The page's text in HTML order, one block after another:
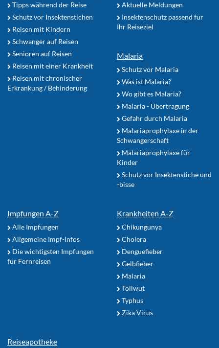
Tipps während der Reise
Schutz vor Insektenstichen
Reisen mit Kindern
Schwanger auf Reisen
Senioren auf Reisen
Reisen mit einer Krankheit
Reisen mit chronischer
Erkrankung / Behinderung
Aktuelle Meldungen
Insektenschutz passend für
Ihr Reiseziel
Malaria
Schutz vor Malaria
Was ist Malaria?
Wo gibt es Malaria?
Malaria - Übertragung
Gefahr durch Malaria
Malariaprophylaxe in der
Schwangerschaft
Malariaprophylaxe für
Kinder
Schutz vor Insektenstiche und
-bisse
Impfungen A-Z
Alle Impfungen
Allgemeine Impf-Infos
Die wichtigsten Impfungen
für Fernreisen
Krankheiten A-Z
Chikungunya
Cholera
Denguefieber
Gelbfieber
Malaria
Tollwut
Typhus
Zika Virus
Reiseapotheke